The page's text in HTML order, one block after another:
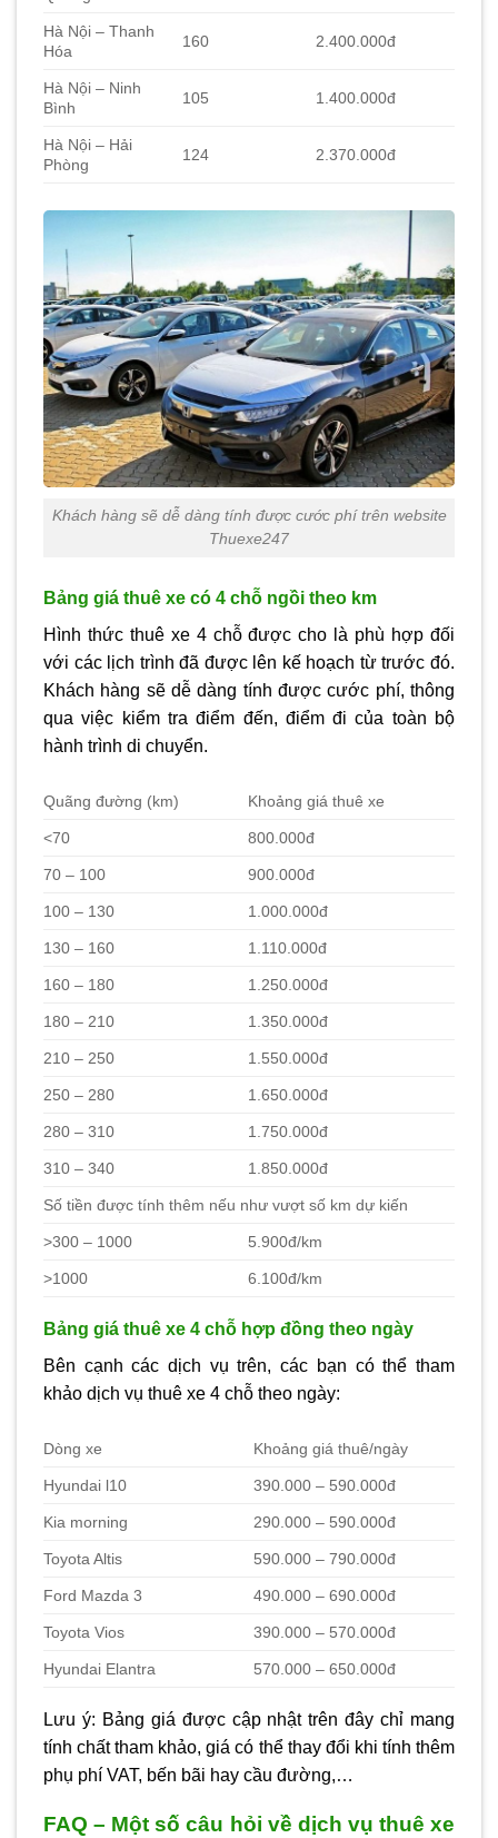
Hà Nội – Thanh
Hóa
160 2.400.000đ
Hà Nội – Ninh
Bình
105 1.400.000đ
Hà Nội – Hải
Phòng
124 2.370.000đ
Khách hàng sẽ dễ dàng tính được cước phí trên website
Thuexe247
Bảng giá thuê xe có 4 chỗ ngồi theo km
Hình thức thuê xe 4 chỗ được cho là phù hợp đối
với các lịch trình đã được lên kế hoạch từ trước đó.
Khách hàng sẽ dễ dàng tính được cước phí, thông
qua việc kiểm tra điểm đến, điểm đi của toàn bộ
hành trình di chuyển.
Quãng đường (km) Khoảng giá thuê xe
<70 800.000đ
70 – 100 900.000đ
100 – 130 1.000.000đ
130 – 160 1.110.000đ
160 – 180 1.250.000đ
180 – 210 1.350.000đ
210 – 250 1.550.000đ
250 – 280 1.650.000đ
280 – 310 1.750.000đ
310 – 340 1.850.000đ
Số tiền được tính thêm nếu như vượt số km dự kiến
>300 – 1000 5.900đ/km
>1000 6.100đ/km
Bảng giá thuê xe 4 chỗ hợp đồng theo ngày
Bên cạnh các dịch vụ trên, các bạn có thể tham
khảo dịch vụ thuê xe 4 chỗ theo ngày:
Dòng xe Khoảng giá thuê/ngày
Hyundai l10 390.000 – 590.000đ
Kia morning 290.000 – 590.000đ
Toyota Altis 590.000 – 790.000đ
Ford Mazda 3 490.000 – 690.000đ
Toyota Vios 390.000 – 570.000đ
Hyundai Elantra 570.000 – 650.000đ
Lưu ý: Bảng giá được cập nhật trên đây chỉ mang
tính chất tham khảo, giá có thể thay đổi khi tính thêm
phụ phí VAT, bến bãi hay cầu đường,…
FAQ – Một số câu hỏi về dịch vụ thuê xe